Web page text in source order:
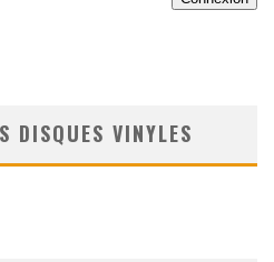
DISQUES VINYLES